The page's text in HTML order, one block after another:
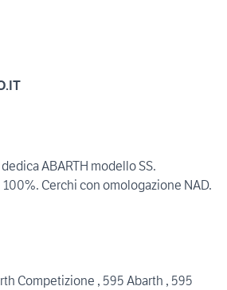
ABARTH modello SS.
Cerchi con omologazione NAD.
Competizione , 595 Abarth , 595